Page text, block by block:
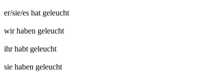
er/sie/es hat geleucht
wir haben geleucht
ihr habt geleucht
sie haben geleucht